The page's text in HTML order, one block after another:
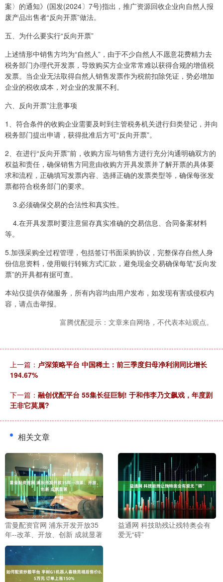
案〉的通知》(国发(2024〕7号)指出，推广资源回收企业向自然人报
废产品出售者“反向开票”做法。
五、为什么要实行“反向开票”
上述情形中销售方均为“自然人”，由于不少自然人不愿意花费精力去
税务部门办理代开发票，导致购买方企业常常难以获得合规的增值税
发票。当企业无法取得自然人销售发票作为税前扣除凭证，势必增加
企业的税收成本，对企业的发展不利。
六、反向开票”注意事项
1、符合条件的收购企业需要及时到主管税务机关进行归类登记，并向
税务部门提出申请，获得批准后方可“反向开票”。
2、在进行“反向开票”前，收购方应与销售方进行充分沟通明确双方的
权益和责任，确保销售方同意由收购方开具发票并了解开票的具体要
求和流程，正确填写发票内容、选择正确的发票类型等，确保每张发
票都符合税务部门的要求。
3.必须确保交易的合法性和真实性。
4.在开具发票时要注意留存真实准确的交易信息、合同备案材料
等。
5.加强采购全过程管理，包括签订书面采购协议，完整保存自然人身
份信息资料，使用银行转账方式汇款，避免现金交易确保每笔“反向发
票”的开具都有据可查。
本站仅提供存储服务，所有内容均由用户发布，如发现有害或侵权内
容，请点击举报。
富腾优配提示：文章来自网络，不代表本站观点。
上一篇： 卢深策略平台 中国稀土：前三季度归母净利润同比增长
194.67%
下一篇： 融创优配平台 55集长征巨制! 于和伟李乃文飙戏，年度剧
王非它莫属?
相关文章
雷曼配资官网 浦东开发开放35
年--改革、开放、创新 成就显著
益通网 科技助残让残特奥会有
爱无“碍”